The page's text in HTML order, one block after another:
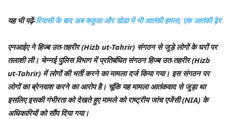
यह भी पढ़ें-रियासी के बाद अब कठुआ और डोडा में भी आतंकी हमला, एक आतंकी ढ़ेर
एनआईए ने हिज्ब उत-तहरीर (Hizb ut-Tahrir) संगठन से जुड़े लोगों के घरों पर
तलाशी ली। चेन्नई पुलिस विभाग में प्रतिबंधित संगठन हिज्ब उत-तहरीर (Hizb
ut-Tahrir) में लोगों की भर्ती करने का मामला दर्ज किया गया। इस संगठन पर
लोगों का ब्रेनवाश करने का आरोप है। चूंकि यह मामला आतंकवाद से जुड़ा था
इसलिए इसकी गंभीरता को देखते हुए मामले को राष्ट्रीय जांच एजेंसी (NIA) के
अधिकारियों को सौंप दिया गया।